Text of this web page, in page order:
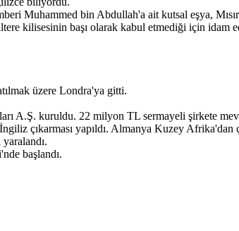
Muhammed bin Abdullah'a ait kutsal eşya,
kilisesinin başı olarak kabul etmediği için idam
üzere Londra'ya gitti.
A.Ş. kuruldu. 22 milyon TL sermayeli şirkete
çıkarması yapıldı. Almanya Kuzey Afrika'dan
başlandı.